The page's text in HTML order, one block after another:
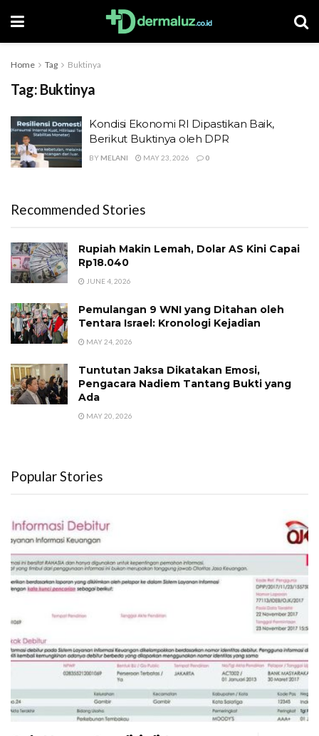
Home Tag Buktinya
Tag: Buktinya
Kondisi Ekonomi RI Dipastikan Baik,
Berikut Buktinya oleh DPR
BY MELANI MAY 23, 2026 0
Recommended Stories
Rupiah Makin Lemah, Dolar AS Kini Capai
Rp18.040
JUNE 4, 2026
Pemulangan 9 WNI yang Ditahan oleh
Tentara Israel: Kronologi Kejadian
MAY 24, 2026
Tuntutan Jaksa Dikatakan Emosi,
Pengacara Nadiem Tantang Bukti yang
Ada
MAY 20, 2026
Popular Stories